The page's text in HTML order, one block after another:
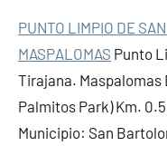
PUNTO LIMPIO DE
MASPALOMAS Punto
Tirajana. Maspalomas
Palmitos Park) Km.
Municipio: San